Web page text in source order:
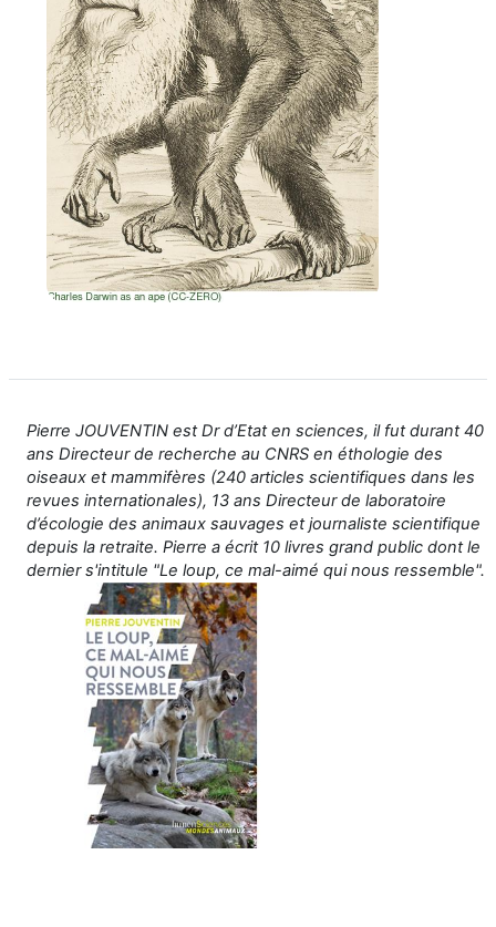
Pierre JOUVENTIN est Dr d’Etat en sciences, il fut durant 40
ans Directeur de recherche au CNRS en éthologie des
oiseaux et mammifères (240 articles scientifiques dans les
revues internationales), 13 ans Directeur de laboratoire
d’écologie des animaux sauvages et journaliste scientifique
depuis la retraite. Pierre a écrit 10 livres grand public dont le
dernier s'intitule "Le loup, ce mal-aimé qui nous ressemble".